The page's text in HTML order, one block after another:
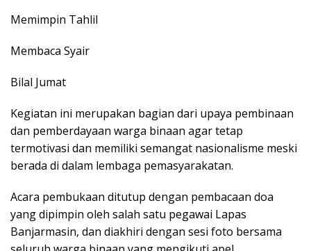
Memimpin Tahlil
Membaca Syair
Bilal Jumat
Kegiatan ini merupakan bagian dari upaya pembinaan
dan pemberdayaan warga binaan agar tetap
termotivasi dan memiliki semangat nasionalisme meski
berada di dalam lembaga pemasyarakatan.
Acara pembukaan ditutup dengan pembacaan doa
yang dipimpin oleh salah satu pegawai Lapas
Banjarmasin, dan diakhiri dengan sesi foto bersama